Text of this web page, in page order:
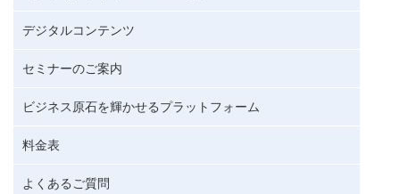
デジタルコンテンツ
セミナーのご案内
ビジネス原石を輝かせるプラットフォーム
料金表
よくあるご質問